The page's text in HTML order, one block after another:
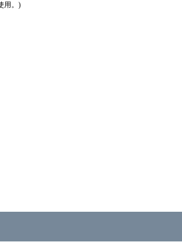
用。)